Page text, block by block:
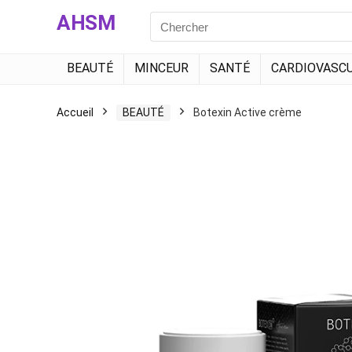
AHSM
Search
for:
BEAUTÉ MINCEUR SANTÉ
Accueil BEAUTÉ Botexin Active crème